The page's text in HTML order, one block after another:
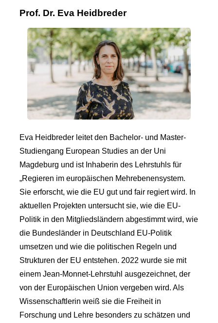
Prof. Dr. Eva Heidbreder
Eva Heidbreder leitet den Bachelor- und Master-
Studiengang European Studies an der Uni
Magdeburg und ist Inhaberin des Lehrstuhls für
„Regieren im europäischen Mehrebenensystem.
Sie erforscht, wie die EU gut und fair regiert wird. In
aktuellen Projekten untersucht sie, wie die EU-
Politik in den Mitgliedsländern abgestimmt wird, wie
die Bundesländer in Deutschland EU-Politik
umsetzen und wie die politischen Regeln und
Strukturen der EU entstehen. 2022 wurde sie mit
einem Jean-Monnet-Lehrstuhl ausgezeichnet, der
von der Europäischen Union vergeben wird. Als
Wissenschaftlerin weiß sie die Freiheit in
Forschung und Lehre besonders zu schätzen und